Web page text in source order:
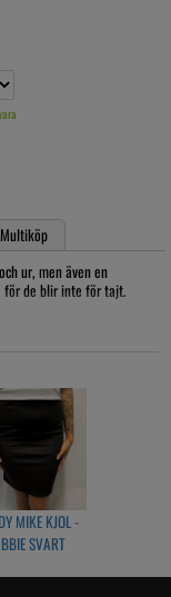
Multiköp
ur, men även en
för de blir inte för tajt.
de är en perfekt
MIKE KJOL -
SVART